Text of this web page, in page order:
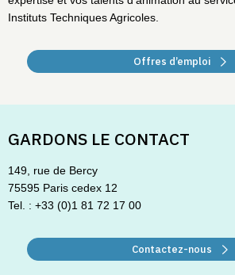
Instituts Techniques Agricoles.
Offres d’emploi
GARDONS LE CONTACT
149, rue de Bercy
75595 Paris cedex 12
Tel. : +33 (0)1 81 72 17 00
Contactez-nous